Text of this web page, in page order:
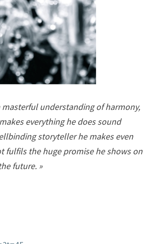
understanding of harmony,
everything he does sound
storyteller he makes even
fulfils the huge promise he shows on
future. »